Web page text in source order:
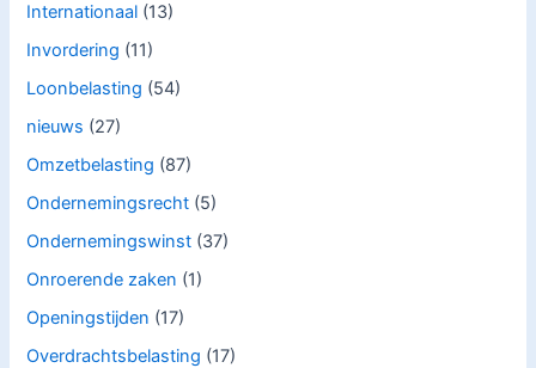
Internationaal (13)
Invordering (11)
Loonbelasting (54)
nieuws (27)
Omzetbelasting (87)
Ondernemingsrecht (5)
Ondernemingswinst (37)
Onroerende zaken (1)
Openingstijden (17)
Overdrachtsbelasting (17)